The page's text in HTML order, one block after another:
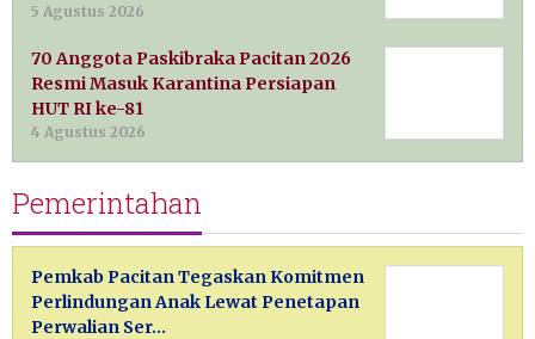
5 Agustus 2026
70 Anggota Paskibraka Pacitan 2026
Resmi Masuk Karantina Persiapan
HUT RI ke-81
4 Agustus 2026
Pemerintahan
Pemkab Pacitan Tegaskan Komitmen
Perlindungan Anak Lewat Penetapan
Perwalian Ser…